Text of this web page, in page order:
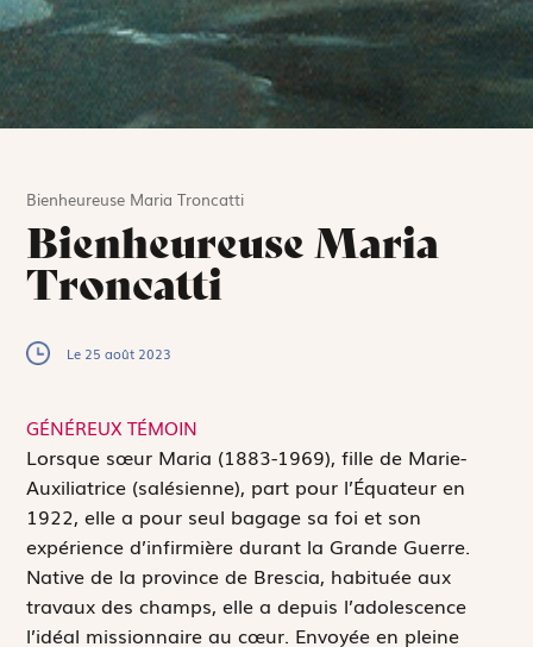
Bienheureuse Maria Troncatti
Bienheureuse Maria
Troncatti
Le 25 août 2023
GÉNÉREUX TÉMOIN
Lorsque sœur Maria (1883-1969), fille de Marie-
Auxiliatrice (salésienne), part pour l’Équateur en
1922, elle a pour seul bagage sa foi et son
expérience d’infirmière durant la Grande Guerre.
Native de la province de Brescia, habituée aux
travaux des champs, elle a depuis l’adolescence
l’idéal missionnaire au cœur. Envoyée en pleine